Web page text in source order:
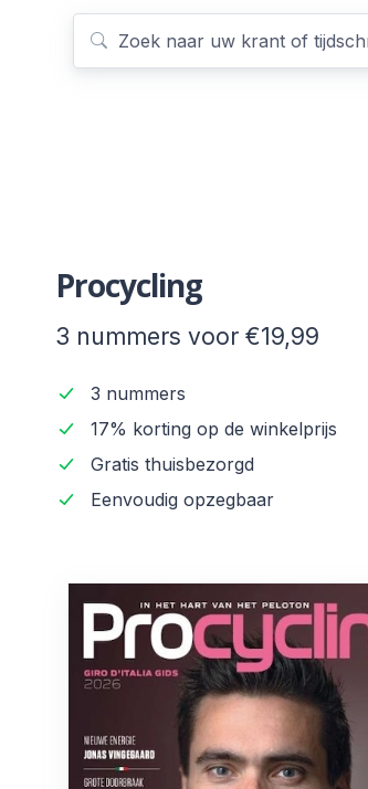
Procycling
3 nummers voor €19,99
3 nummers
17% korting op de winkelprijs
Gratis thuisbezorgd
Eenvoudig opzegbaar